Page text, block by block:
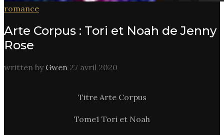
romance
Arte Corpus : Tori et Noah de Jenny
Rose
written by Gwen 27 avril 2020
Titre Arte Corpus
Tome1 Tori et Noah